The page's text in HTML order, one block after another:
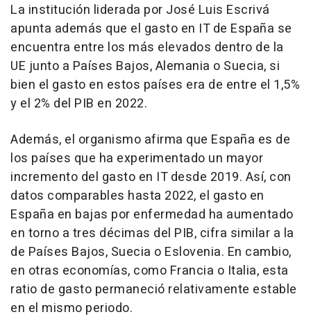
La institución liderada por José Luis Escrivá
apunta además que el gasto en IT de España se
encuentra entre los más elevados dentro de la
UE junto a Países Bajos, Alemania o Suecia, si
bien el gasto en estos países era de entre el 1,5%
y el 2% del PIB en 2022.
Además, el organismo afirma que España es de
los países que ha experimentado un mayor
incremento del gasto en IT desde 2019. Así, con
datos comparables hasta 2022, el gasto en
España en bajas por enfermedad ha aumentado
en torno a tres décimas del PIB, cifra similar a la
de Países Bajos, Suecia o Eslovenia. En cambio,
en otras economías, como Francia o Italia, esta
ratio de gasto permaneció relativamente estable
en el mismo periodo.